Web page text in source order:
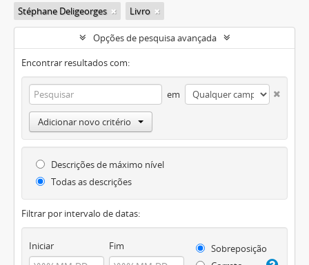
Stéphane Deligeorges Livro
Opções de pesquisa avançada
Encontrar resultados com:
em
Adicionar novo critério
Descrições de máximo nível
Todas as descrições
Filtrar por intervalo de datas:
Iniciar Fim
Sobreposição